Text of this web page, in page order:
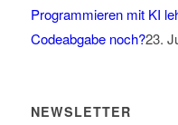
Programmieren mit KI
Codeabgabe noch?23.
NEWSLETTER